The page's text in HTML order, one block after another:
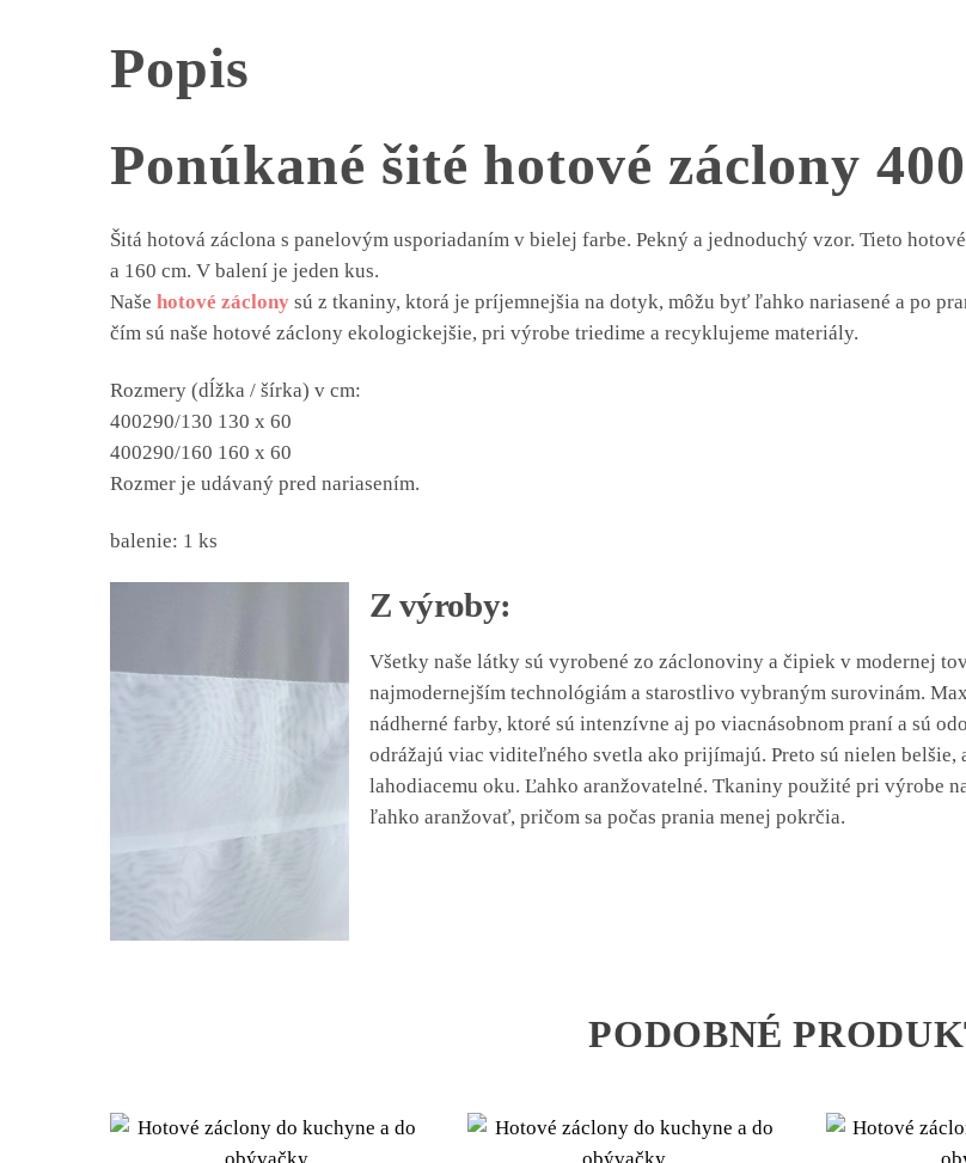
Popis
Ponúkané šité hotové záclony
Šitá hotová záclona s panelovým usporiadaním v bielej farbe. Pekný a jednoduchý vzor. Tieto
a 160 cm. V balení je jeden kus.
Naše hotové záclony sú z tkaniny, ktorá je príjemnejšia na dotyk, môžu byť ľahko nariasené a po
čím sú naše hotové záclony ekologickejšie, pri výrobe triedime a recyklujeme materiály.
Rozmery (dĺžka / šírka) v cm:
400290/130 130 x 60
400290/160 160 x 60
Rozmer je udávaný pred nariasením.
balenie: 1 ks
Z výroby:
Všetky naše látky sú vyrobené zo záclonoviny a čipiek v modernej
najmodernejším technológiám a starostlivo vybraným surovinám.
nádherné farby, ktoré sú intenzívne aj po viacnásobnom praní a sú
odrážajú viac viditeľného svetla ako prijímajú. Preto sú nielen
lahodiacemu oku. Ľahko aranžovatelné. Tkaniny použité pri výrobe
ľahko aranžovať, pričom sa počas prania menej pokrčia.
PODOBNÉ